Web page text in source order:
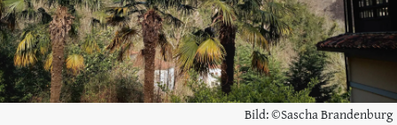
Bild: ©Sascha Brandenburg